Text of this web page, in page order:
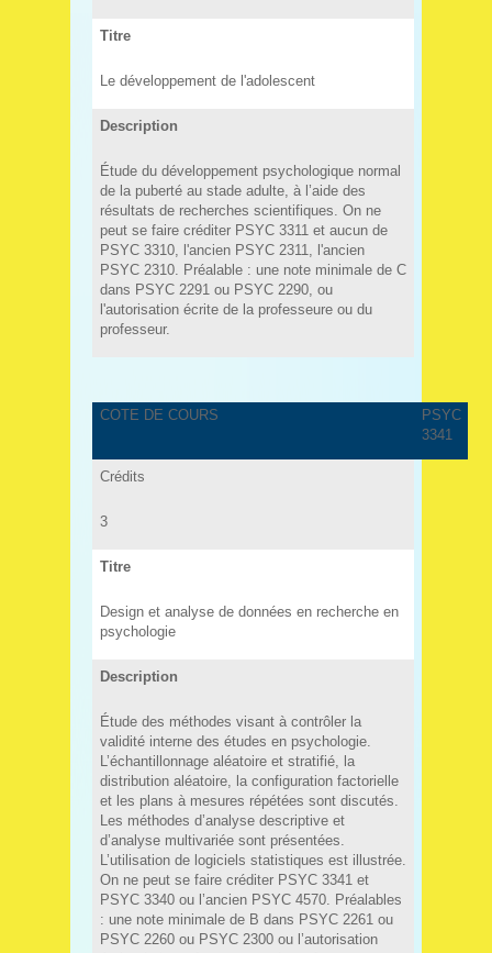
Titre
Le développement de l'adolescent
Description
Étude du développement psychologique normal
de la puberté au stade adulte, à l’aide des
résultats de recherches scientifiques. On ne
peut se faire créditer PSYC 3311 et aucun de
PSYC 3310, l'ancien PSYC 2311, l'ancien
PSYC 2310. Préalable : une note minimale de C
dans PSYC 2291 ou PSYC 2290, ou
l'autorisation écrite de la professeure ou du
professeur.
COTE DE COURS
PSYC
3341
Crédits
3
Titre
Design et analyse de données en recherche en
psychologie
Description
Étude des méthodes visant à contrôler la
validité interne des études en psychologie.
L’échantillonnage aléatoire et stratifié, la
distribution aléatoire, la configuration factorielle
et les plans à mesures répétées sont discutés.
Les méthodes d’analyse descriptive et
d’analyse multivariée sont présentées.
L’utilisation de logiciels statistiques est illustrée.
On ne peut se faire créditer PSYC 3341 et
PSYC 3340 ou l’ancien PSYC 4570. Préalables
: une note minimale de B dans PSYC 2261 ou
PSYC 2260 ou PSYC 2300 ou l’autorisation